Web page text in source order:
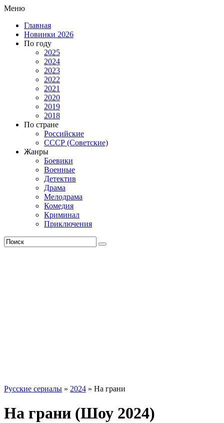
Меню
Главная
Новинки 2026
По году
2025
2024
2023
2022
2021
2020
2019
2018
По стране
Российские
СССР (Советские)
Жанры
Боевики
Военные
Детектив
Драма
Мелодрама
Комедия
Криминал
Приключения
Русские сериалы » 2024 » На грани
На грани (Шоу 2024)